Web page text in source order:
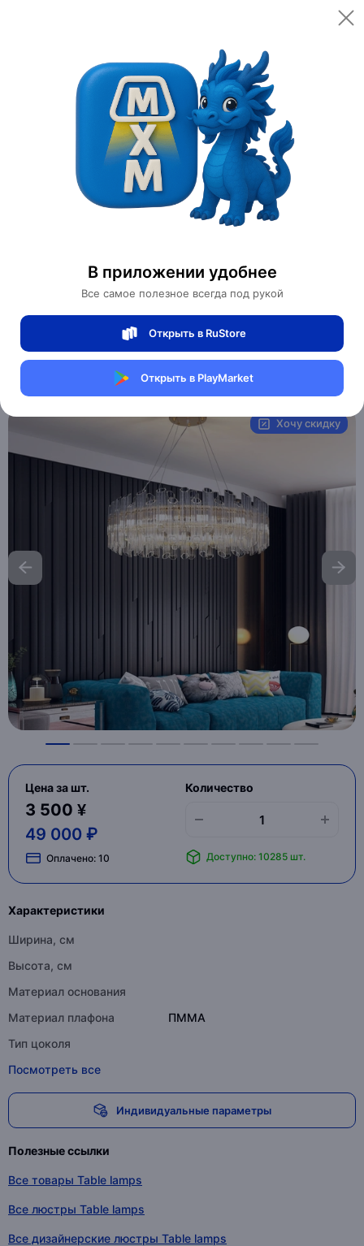
В приложении удобнее
Все самое полезное всегда под рукой
Открыть в RuStore
Открыть в PlayMarket
Открыть
Категории Светильники
Люстры
Люстра подвесная ERDEN 80*25 золото, стекло, металл, Е14.
стекло, металл, Е14.
Магазин Table lamps
MAI_HE__MAI_ERDEN
Хочу скидку
Цена за шт.
3 500 ¥
49 000 ₽
Оплачено: 10
Количество
Доступно: 10285 шт.
Характеристики
Ширина, см
Высота, см
Материал основания
Материал плафона
ПММА
Тип цоколя
Посмотреть все
Индивидуальные параметры
Полезные ссылки
Все товары Table lamps
Все люстры Table lamps
Все дизайнерские люстры Table lamps